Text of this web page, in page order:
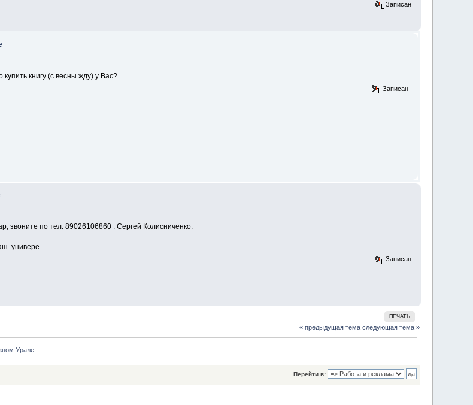
Записан
купить книгу (с весны жду) у Вас?
Записан
звоните по тел. 89026106860 . Сергей Колисниченко.
универе.
Записан
ПЕЧАТЬ
« предыдущая тема следующая тема »
Урале
Перейти в: